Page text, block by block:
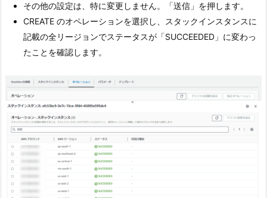
その他の設定は、特に変更しません。「送信」を押します。
CREATE のオペレーションを選択し、スタックインスタンスに
記載の全リージョンでステータスが「SUCCEEDED」に変わっ
たことを確認します。